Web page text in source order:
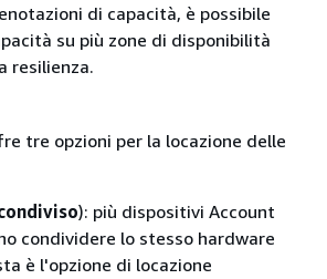
di capacità, è possibile
su più zone di disponibilità
resilienza.
tre opzioni per la locazione delle
): più dispositivi Account
condividere lo stesso hardware
è l'opzione di locazione